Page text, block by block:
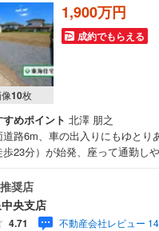
10枚
1,900万円
成約でもらえる
すめポイント 北澤 朋之
道路6m、車の出入りにもゆとり
歩23分）が始発、座って通勤し
扱いやすい整形地《おすすめポ
わせた間取りを描ける土地！南
すい北道路！更地渡しで、建築
奨店
央支店
4.71 不動産会社レビュー